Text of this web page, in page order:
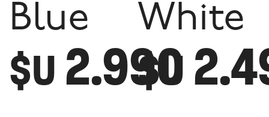
Blue
$U 2.990
White
$U